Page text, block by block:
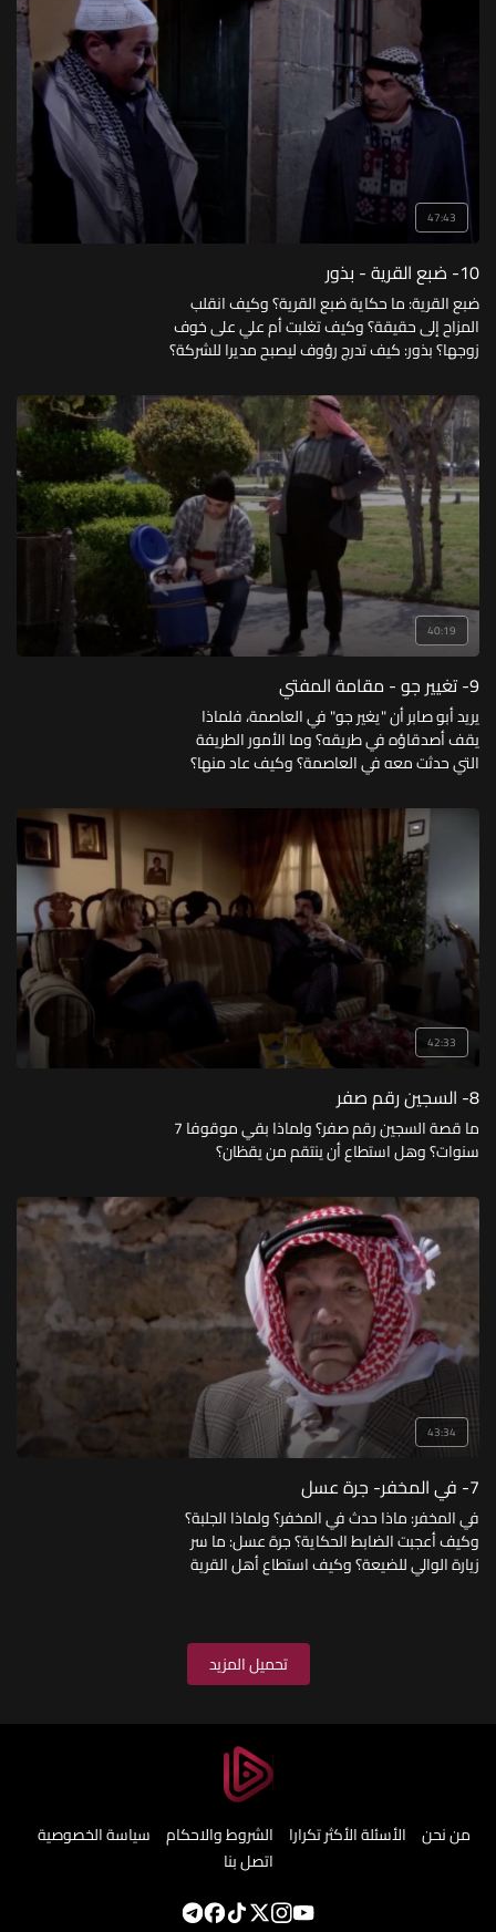
47:43
10- ضبع القرية - بذور
ضبع القرية: ما حكاية ضبع القرية؟ وكيف انقلب
المزاح إلى حقيقة؟ وكيف تغلبت أم علي على خوف
زوجها؟ بذور: كيف تدرج رؤوف ليصبح مديرا للشركة؟
بالبذور؟
40:19
9- تغيير جو - مقامة المفتي
يريد أبو صابر أن "يغير جو" في العاصمة، فلماذا
يقف أصدقاؤه في طريقه؟ وما الأمور الطريفة
التي حدثت معه في العاصمة؟ وكيف عاد منها؟
42:33
8- السجين رقم صفر
ما قصة السجين رقم صفر؟ ولماذا بقي موقوفا 7
سنوات؟ وهل استطاع أن ينتقم من يقظان؟
43:34
7- في المخفر- جرة عسل
في المخفر: ماذا حدث في المخفر؟ ولماذا الجلبة؟
وكيف أعجبت الضابط الحكاية؟ جرة عسل: ما سر
زيارة الوالي للضيعة؟ وكيف استطاع أهل القرية
تحميل المزيد
من نحن الأسئلة الأكثر تكرارا الشروط والاحكام سياسة الخصوصية
اتصل بنا